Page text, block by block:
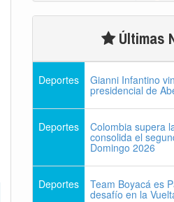
Últimas
Deportes Gianni Infantino
presidencial de
Deportes Colombia supera
consolida el
Domingo 2026
Deportes Team Boyacá es
desafío en la